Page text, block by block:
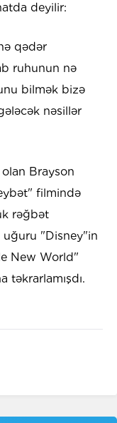
deyilir:
qədər
ruhunun nə
bilmək bizə
nəsillər
Brayson
filmində
rəğbət
uğuru "Disney"in
New World"
təkrarlamışdı.